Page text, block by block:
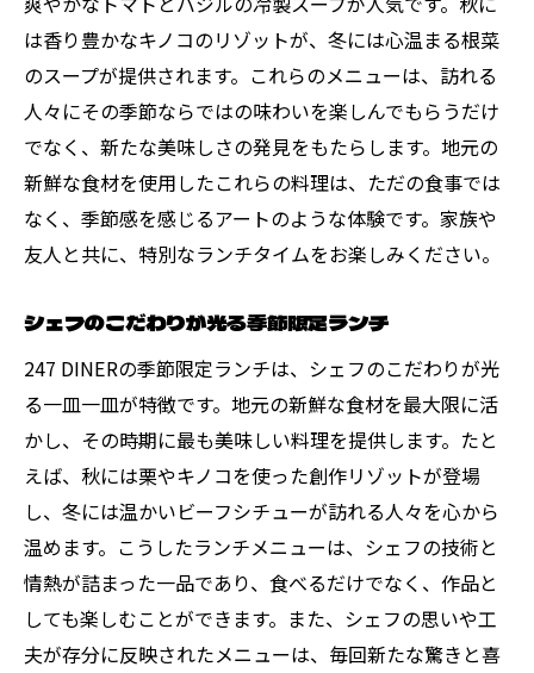
は香り豊かなキノコのリゾットが、冬には心温まる根菜
のスープが提供されます。これらのメニューは、訪れる
人々にその季節ならではの味わいを楽しんでもらうだけ
でなく、新たな美味しさの発見をもたらします。地元の
新鮮な食材を使用したこれらの料理は、ただの食事では
なく、季節感を感じるアートのような体験です。家族や
友人と共に、特別なランチタイムをお楽しみください。
シェフのこだわりが光る季節限定ランチ
247 DINERの季節限定ランチは、シェフのこだわりが光
る一皿一皿が特徴です。地元の新鮮な食材を最大限に活
かし、その時期に最も美味しい料理を提供します。たと
えば、秋には栗やキノコを使った創作リゾットが登場
し、冬には温かいビーフシチューが訪れる人々を心から
温めます。こうしたランチメニューは、シェフの技術と
情熱が詰まった一品であり、食べるだけでなく、作品と
しても楽しむことができます。また、シェフの思いや工
夫が存分に反映されたメニューは、毎回新たな驚きと喜